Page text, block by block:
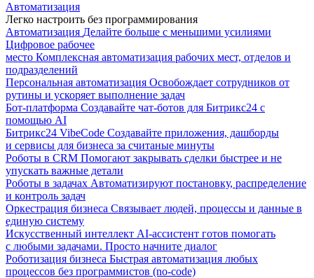
Автоматизация
Легко настроить без программирования
Автоматизация Делайте больше с меньшими усилиями
Цифровое рабочее
место Комплексная автоматизация рабочих мест, отделов и
подразделений
Персональная автоматизация Освобождает сотрудников от
рутины и ускоряет выполнение задач
Бот-платформа Создавайте чат-ботов для Битрикс24 с
помощью AI
Битрикс24 VibeCode Создавайте приложения, дашборды
и сервисы для бизнеса за считаные минуты
Роботы в CRM Помогают закрывать сделки быстрее и не
упускать важные детали
Роботы в задачах Автоматизируют постановку, распределение
и контроль задач
Оркестрация бизнеса Связывает людей, процессы и данные в
единую систему
Искусственный интеллект AI-ассистент готов помогать
с любыми задачами. Просто начните диалог
Роботизация бизнеса Быстрая автоматизация любых
процессов без программистов (no-code)